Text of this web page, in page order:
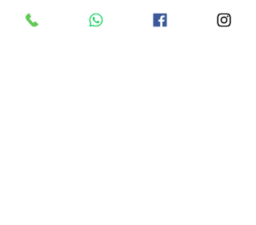
Volver al equipo Blanes